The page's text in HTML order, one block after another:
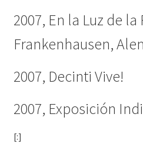
2007, En la Luz de
Frankenhausen,
2007, Decinti Vive!
2007, Exposición
[:]